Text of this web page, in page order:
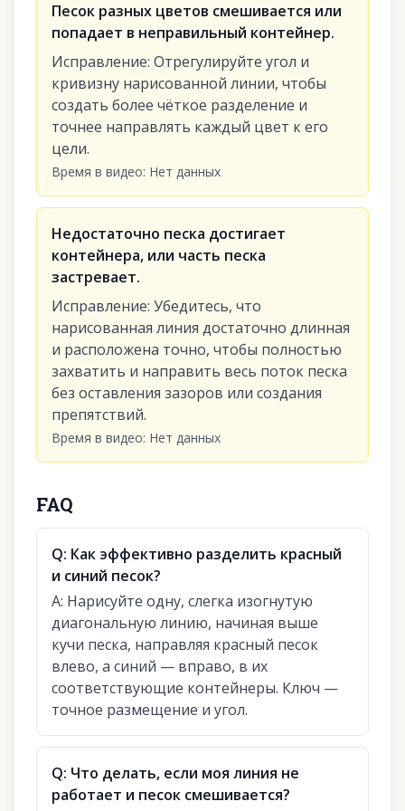
Песок разных цветов смешивается или
попадает в неправильный контейнер.
Исправление: Отрегулируйте угол и
кривизну нарисованной линии, чтобы
создать более чёткое разделение и
точнее направлять каждый цвет к его
цели.
Время в видео: Нет данных
Недостаточно песка достигает
контейнера, или часть песка
застревает.
Исправление: Убедитесь, что
нарисованная линия достаточно длинная
и расположена точно, чтобы полностью
захватить и направить весь поток песка
без оставления зазоров или создания
препятствий.
Время в видео: Нет данных
FAQ
Q: Как эффективно разделить красный
и синий песок?
A: Нарисуйте одну, слегка изогнутую
диагональную линию, начиная выше
кучи песка, направляя красный песок
влево, а синий — вправо, в их
соответствующие контейнеры. Ключ —
точное размещение и угол.
Q: Что делать, если моя линия не
работает и песок смешивается?